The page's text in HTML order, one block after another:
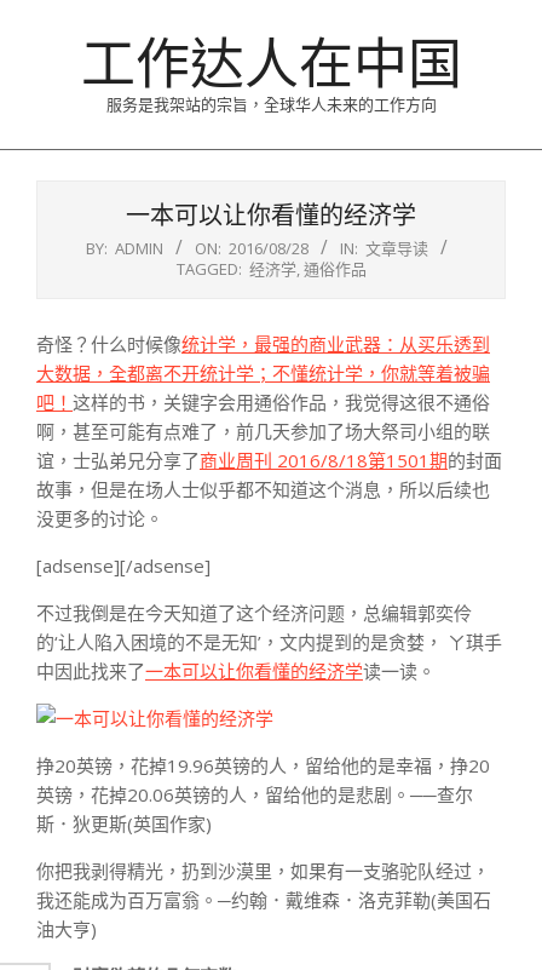
工作达人在中国
服务是我架站的宗旨，全球华人未来的工作方向
一本可以让你看懂的经济学
BY: ADMIN ON: 2016/08/28 IN: 文章导读
TAGGED: 经济学,通俗作品
奇怪？什么时候像统计学，最强的商业武器：从买乐透到
大数据，全都离不开统计学；不懂统计学，你就等着被骗
吧！ 这样的书，关键字会用通俗作品，我觉得这很不通俗
啊，甚至可能有点难了，前几天参加了场大祭司小组的联
谊，士弘弟兄分享了商业周刊 2016/8/18第1501期的封面
故事，但是在场人士似乎都不知道这个消息，所以后续也
没更多的讨论。
[adsense][/adsense]
不过我倒是在今天知道了这个经济问题，总编辑郭奕伶
的‘让人陷入困境的不是无知’，文内提到的是贪婪， ㄚ琪手
中因此找来了一本可以让你看懂的经济学读一读。
挣20英镑，花掉19.96英镑的人，留给他的是幸福，挣20
英镑，花掉20.06英镑的人，留给他的是悲剧。──查尔
斯．狄更斯(英国作家)
你把我剥得精光，扔到沙漠里，如果有一支骆驼队经过，
我还能成为百万富翁。─约翰．戴维森．洛克菲勒(美国石
油大亨)